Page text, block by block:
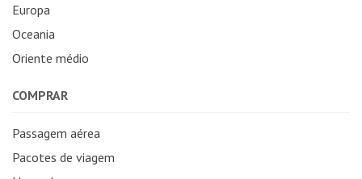
Europa
Oceania
Oriente médio
COMPRAR
Passagem aérea
Pacotes de viagem